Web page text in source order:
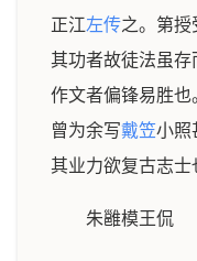
正江左传之。第授
其功者故徒法虽
作文者偏锋易胜也
曾为余写戴笠小照
其业力欲复古志士
朱雝模王侃